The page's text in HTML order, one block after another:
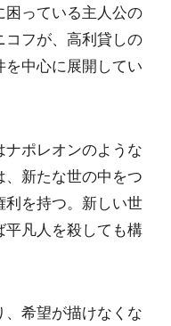
困っている主人公の
フが、高利貸しの
中心に展開してい
ポレオンのような
新たな世の中をつ
利を持つ。新しい世
凡人を殺しても構
希望が描けなくな